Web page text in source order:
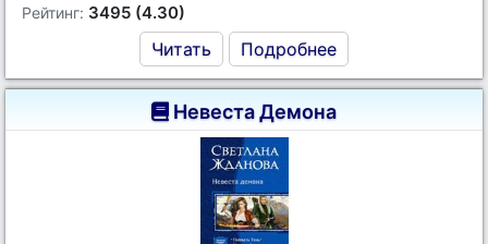
Рейтинг: 3495 (4.30)
Читать Подробнее
Невеста Демона